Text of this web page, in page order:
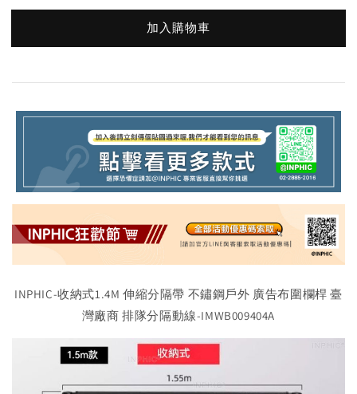
加入購物車
INPHIC-收納式1.4M 伸縮分隔帶 不鏽鋼戶外 廣告布圍欄桿 臺
灣廠商 排隊分隔動線-IMWB009404A